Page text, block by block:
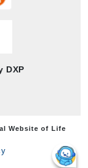
DXP
Website of Life